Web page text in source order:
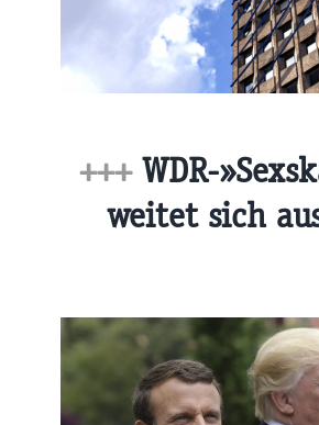
+++ WDR-
weitet sich